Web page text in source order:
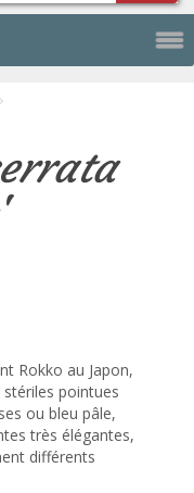
Rokko au Japon,
pointues
ou bleu pâle,
très élégantes,
différents